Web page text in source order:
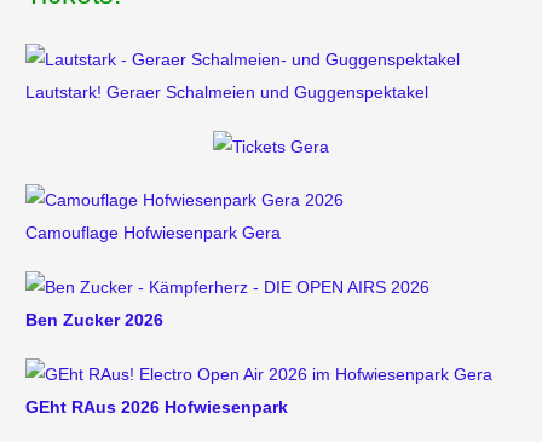
Lautstark! Geraer Schalmeien und Guggenspektakel
Camouflage Hofwiesenpark Gera
Ben Zucker 2026
GEht RAus 2026 Hofwiesenpark